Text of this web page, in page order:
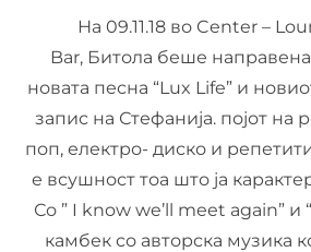
На 09.11.18 во Center –
Bar, Битола беше
новата песна “Lux Life” и
запис на Стефанија. појот на
поп, електро- диско и
е всушност тоа што ја
Со ” I know we’ll meet again” и
камбек со авторска музика